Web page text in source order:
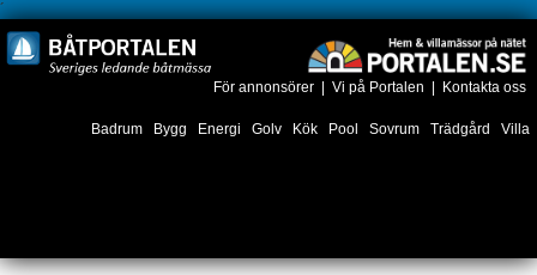
´
För annonsörer Vi på Portalen Kontakta oss
Badrum Bygg Energi Golv Kök Pool Sovrum Trädgård Villa